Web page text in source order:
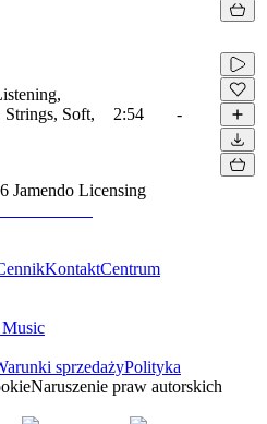
Strings, Soft,
2:54 -
Jamendo Licensing
KontaktCentrum
Music
sprzedażyPolityka
Naruszenie praw autorskich